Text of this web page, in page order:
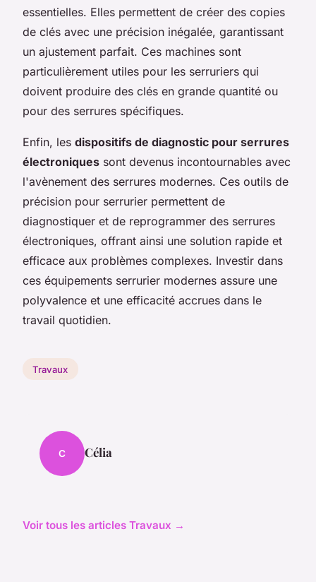
essentielles. Elles permettent de créer des copies
de clés avec une précision inégalée, garantissant
un ajustement parfait. Ces machines sont
particulièrement utiles pour les serruriers qui
doivent produire des clés en grande quantité ou
pour des serrures spécifiques.
Enfin, les dispositifs de diagnostic pour serrures
électroniques sont devenus incontournables avec
l'avènement des serrures modernes. Ces outils de
précision pour serrurier permettent de
diagnostiquer et de reprogrammer des serrures
électroniques, offrant ainsi une solution rapide et
efficace aux problèmes complexes. Investir dans
ces équipements serrurier modernes assure une
polyvalence et une efficacité accrues dans le
travail quotidien.
Travaux
C Célia
Voir tous les articles Travaux →